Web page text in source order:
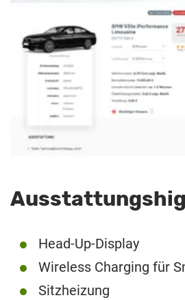
Head-Up-Display
Wireless Charging für
Sitzheizung